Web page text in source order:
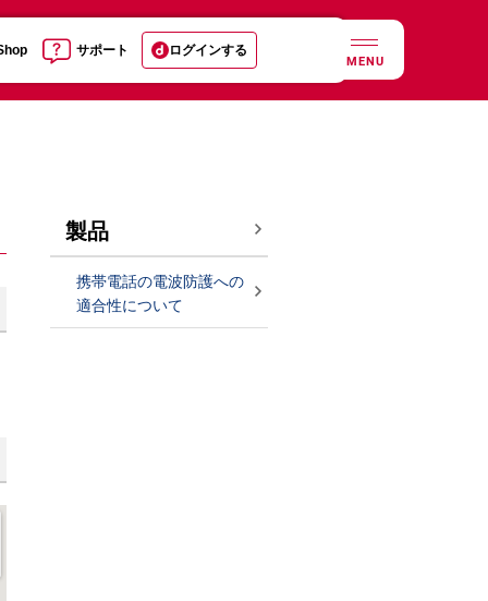
サポート ログインする
MENU
製品
携帯電話の電波防護への
適合性について